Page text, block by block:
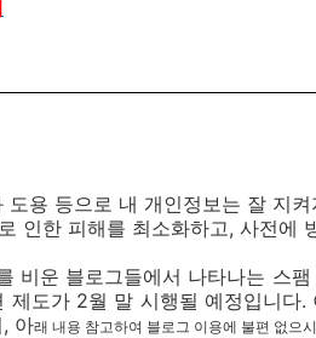
용 등으로 내 개인정보는 잘 지
인한 피해를 최소화하고, 사전에
비운 블로그들에서 나타나는 스
제도가 2월 말 시행될 예정입니다
아래 내용 참고하여 블로그 이용에 불편 없으